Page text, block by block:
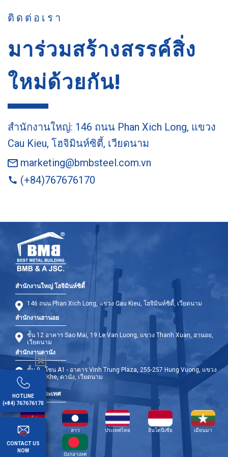
ติดต่อเรา
มาร่วมสร้างสรรค์สิ่ง
ใหม่ด้วยกัน!
สำนักงานใหญ่: 146 ถนน Phan Xich Long, แขวง
Cau Kieu, โฮจิมินห์ซิตี้, เวียดนาม
marketing@bmbsteel.com.vn
(+84)767676170
สำนักงานใหญ่ โฮจิมินห์ซิตี้
146 ถนน Phan Xich Long, แขวง Cau Kieu, โฮจิมินห์ซิตี้, เวียดนาม
สำนักงานฮานอย
ชั้น 12 อาคาร Sao Mai, 19 Le Van Luong, แขวง Thanh Xuan, ฮานอย,
เวียดนาม
สำนักงานดานัง
ชั้น 9 - โซน A1 - อาคาร Vinh Trung Plaza, 255-257 Hung Vuong, แขวง
Thanh Khe, ดานัง, เวียดนาม
สาขาต่างประเทศ
กัมพูชา ลาว ประเทศไทย อินโดนีเซีย เมียนมา
บังกลาเทศ
HOTLINE
(+84) 767676170
CONTACT US
NOW